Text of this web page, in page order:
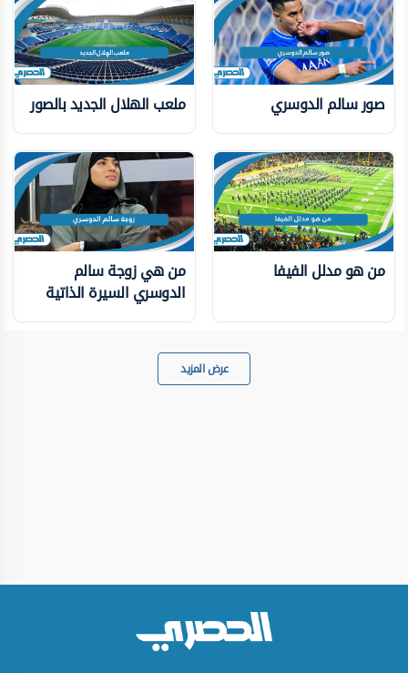
صور سالم الدوسري ملعب الهلال الجديد بالصور
من هو مدلل الفيفا من هي زوجة سالم
الدوسري السيرة الذاتية
عرض المزيد